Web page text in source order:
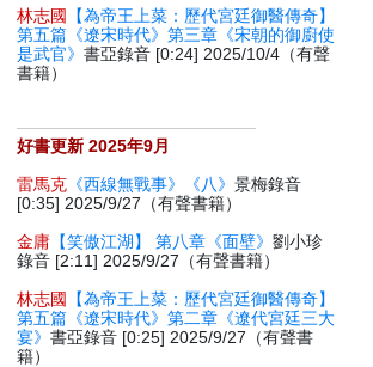
林志國
【為帝王上菜：歷代宮廷御醫傳奇】
第五篇《遼宋時代》第三章《宋朝的御廚使
是武官》書亞錄音 [0:24] 2025/10/4（有聲
書籍）
好書更新 2025年9月
雷馬克 《西線無戰事》《八》景梅錄音
[0:35] 2025/9/27（有聲書籍）
金庸 【笑傲江湖】 第八章《面壁》劉小珍
錄音 [2:11] 2025/9/27（有聲書籍）
林志國
【為帝王上菜：歷代宮廷御醫傳奇】
第五篇《遼宋時代》第二章《遼代宮廷三大
宴》書亞錄音 [0:25] 2025/9/27（有聲書
籍）